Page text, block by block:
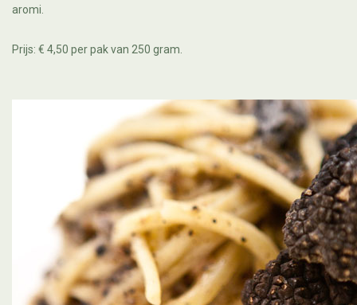
aromi.
Prijs: € 4,50 per pak van 250 gram.